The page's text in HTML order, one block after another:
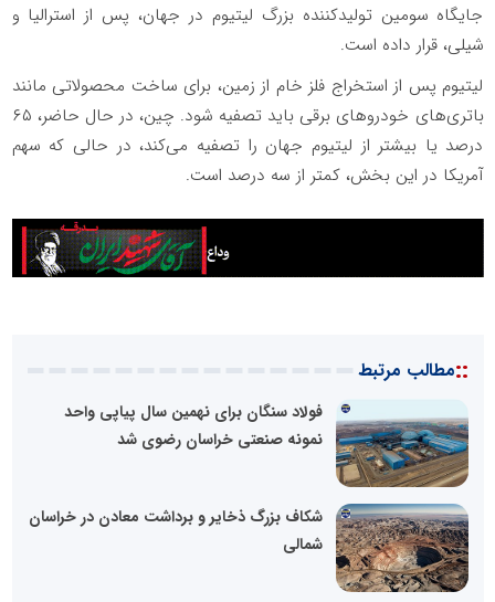
جایگاه سومین تولیدکننده بزرگ لیتیوم در جهان، پس از استرالیا و
شیلی، قرار داده است.
لیتیوم پس از استخراج فلز خام از زمین، برای ساخت محصولاتی مانند
باتری‌های خودروهای برقی باید تصفیه شود. چین، در حال حاضر، ۶۵
درصد یا بیشتر از لیتیوم جهان را تصفیه می‌کند، در حالی که سهم
آمریکا در این بخش، کمتر از سه درصد است.
::مطالب مرتبط
فولاد سنگان برای نهمین سال پیاپی واحد
نمونه صنعتی خراسان رضوی شد
شکاف بزرگ ذخایر و برداشت معادن در خراسان
شمالی